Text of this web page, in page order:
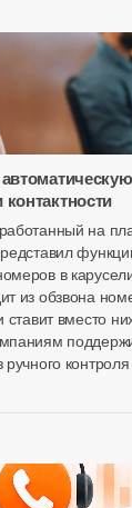
на
в
из обзвона
ставит вместо
ручного